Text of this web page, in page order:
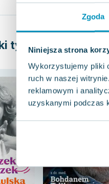
Zgoda
Niniejsza strona
Wykorzystujemy pliki
ruch w naszej
reklamowym i
uzyskanymi podczas
tych autorów